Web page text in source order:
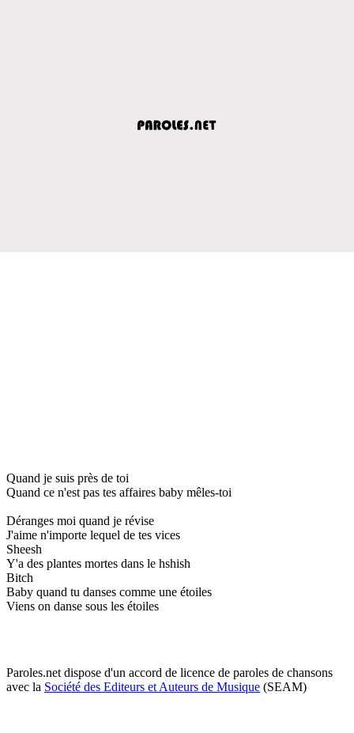
Quand je suis près de toi
Quand ce n'est pas tes affaires baby mêles-toi
Déranges moi quand je révise
J'aime n'importe lequel de tes vices
Sheesh
Y'a des plantes mortes dans le hshish
Bitch
Baby quand tu danses comme une étoiles
Viens on danse sous les étoiles
Paroles.net dispose d'un accord de licence de paroles de chansons
avec la Société des Editeurs et Auteurs de Musique (SEAM)